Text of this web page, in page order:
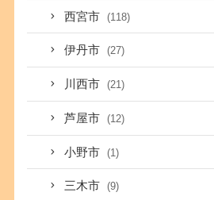
西宮市 (118)
伊丹市 (27)
川西市 (21)
芦屋市 (12)
小野市 (1)
三木市 (9)